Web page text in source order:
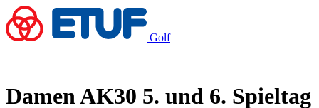
Golf
Damen AK30 5. und 6. Spieltag